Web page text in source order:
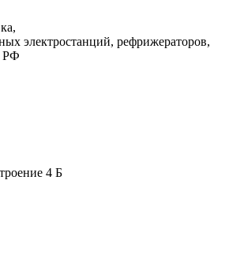
электростанций, рефрижераторов,
РФ
4 Б